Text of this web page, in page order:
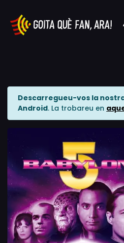
Descarregueu-vos la
Android. La trobareu en